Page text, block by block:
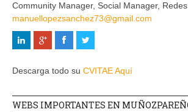
Community Manager, Social Manager,
manuellopezsanchez73@gmail.com
Descarga todo su CVITAE Aquí
WEBS IMPORTANTES EN